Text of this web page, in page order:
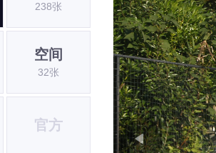
238张
空间
32张
官方